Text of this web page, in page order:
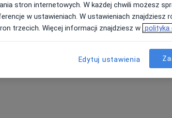
Dziś
7 Sie
Jutro
8 Sie
Ndz,
9 Sie
Pon,
10 Sie
stron internetowych. W każdej chwili możesz
w ustawieniach. W ustawieniach znajdziesz
trzecich. Więcej informacji znajdziesz w polityka
Edytuj ustawienia